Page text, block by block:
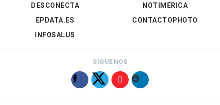
DESCONECTA
EPDATA.ES
INFOSALUS
NOTIMÉRICA
CONTACTOPHOTO
SÍGUENOS